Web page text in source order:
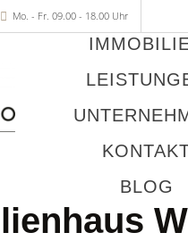
Mo. - Fr. 09.00 - 18.00 Uhr
BLOG